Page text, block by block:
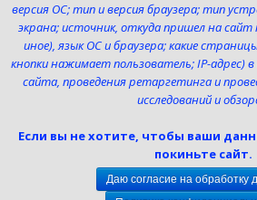
Телефон:
8 (4725) 240725
Электронная почта:
uk-dshi1@belgov.ru
версия ОС; тип и версия браузера; тип
экрана; источник, откуда пришел на сайт
иное), язык ОС и браузера; какие
кнопки нажимает пользователь; IP-адрес)
сайта, проведения ретаргетинга и
исследований и
Если вы не хотите, чтобы ваши
покиньте сайт.
Даю согласие на обработку